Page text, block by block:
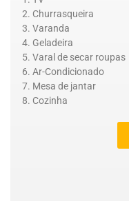
Churrasqueira
Varanda
Geladeira
Varal de secar roupas
Ar-Condicionado
Mesa de jantar
Cozinha